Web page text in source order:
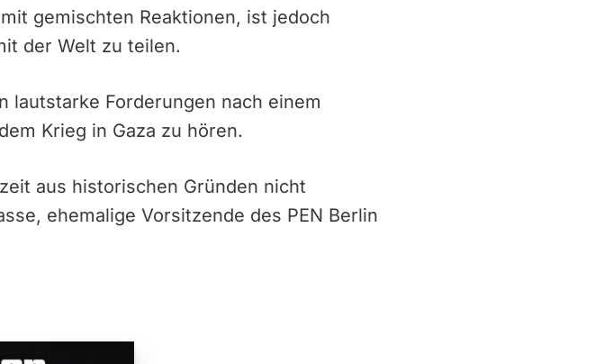
gemischten Reaktionen, ist jedoch
der Welt zu teilen.
lautstarke Forderungen nach einem
Krieg in Gaza zu hören.
aus historischen Gründen nicht
ehemalige Vorsitzende des PEN Berlin